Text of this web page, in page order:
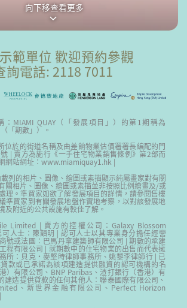
向下移查看更多
範單位 歡迎預約參觀
詢電話: 2118 7011
：MIAMI QUAY（「發展項目」）的第1期稱為
「期數」）。
位於的街道名稱及由差餉物業估價署署長編配的門
| 賣方為施行《一手住宅物業銷售條例》第2部而
網站網址：www.miamiquay1.hk |
列的相片、圖像、繪圖或素描顯示純屬畫家對有關
關相片、圖像、繪圖或素描並非按照比例繪畫及/或
理。準買家如欲了解發展項目的詳情，請參閱售樓
準買家到有關發展地盤作實地考察，以對該發展地
及附近的公共設施有較佳了解。
Limited | 賣方的控權公司：Galaxy Blossom
人士：陳韻明 | 認可人士以其專業身分擔任經營
號或法團：巴馬丹拿建築師有限公司 | 期數的承建
程有限公司 | 就期數中的住宅物業的出售而代表擁
所：貝克‧麥堅時律師事務所、姚黎李律師行 | 已
款或已承諾為該項建造提供融資的認可機構的名
）有限公司、BNP Paribas、渣打銀行（香港）有
建造提供貸款的任何其他人：聯泰國際有限公司、
、新世界金融有限公司、Perfect Horizon